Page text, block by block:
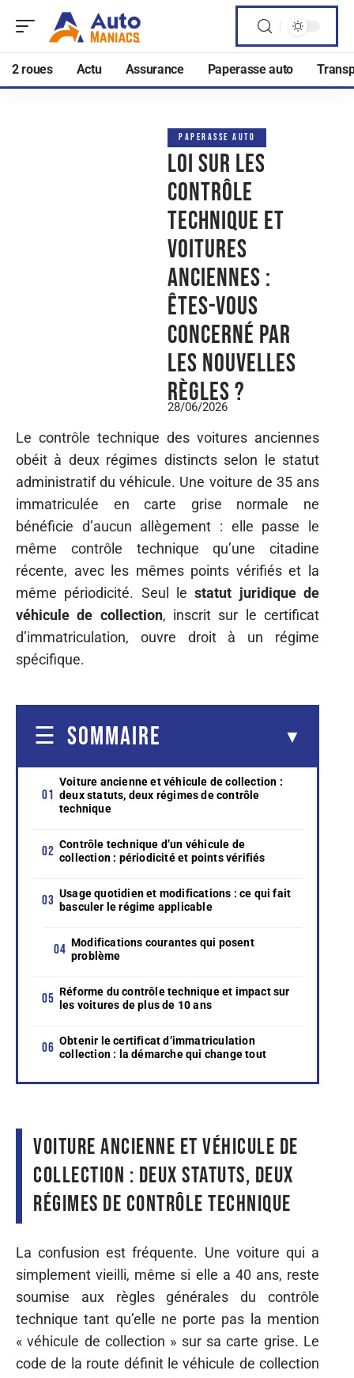
2 roues Actu Assurance Paperasse auto
PAPERASSE AUTO
Loi sur les
contrôle
technique et
voitures
anciennes :
êtes-vous
concerné par
les nouvelles
règles ?
28/06/2026
Le contrôle technique des voitures anciennes
obéit à deux régimes distincts selon le statut
administratif du véhicule. Une voiture de 35 ans
immatriculée en carte grise normale ne
bénéficie d’aucun allègement : elle passe le
même contrôle technique qu’une citadine
récente, avec les mêmes points vérifiés et la
même périodicité. Seul lestatut juridique de
véhicule de collection, inscrit sur le certificat
d’immatriculation, ouvre droit à un régime
spécifique.
SOMMAIRE
Voiture ancienne et véhicule de collection :
deux statuts, deux régimes de contrôle
technique
Contrôle technique d’un véhicule de
collection : périodicité et points vérifiés
Usage quotidien et modifications : ce qui fait
basculer le régime applicable
Modifications courantes qui posent
problème
Réforme du contrôle technique et impact sur
les voitures de plus de 10 ans
Obtenir le certificat d’immatriculation
collection : la démarche qui change tout
Voiture ancienne et véhicule de
collection : deux statuts, deux
régimes de contrôle technique
La confusion est fréquente. Une voiture qui a
simplement vieilli, même si elle a 40 ans, reste
soumise aux règles générales du contrôle
technique tant qu’elle ne porte pas la mention
« véhicule de collection » sur sa carte grise. Le
code de la route définit le véhicule de collection